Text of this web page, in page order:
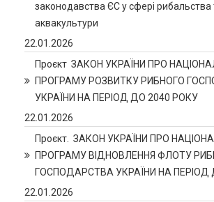
законодавства ЄС у сфері рибальства
аквакультури
22.01.2026
Проєкт ЗАКОН УКРАЇНИ ПРО
ПРОГРАМУ РОЗВИТКУ РИБНОГО
УКРАЇНИ НА ПЕРІОД ДО 2040 РОКУ
22.01.2026
Проєкт. ЗАКОН УКРАЇНИ ПРО
ПРОГРАМУ ВІДНОВЛЕННЯ ФЛОТУ
ГОСПОДАРСТВА УКРАЇНИ НА ПЕРІОД
22.01.2026